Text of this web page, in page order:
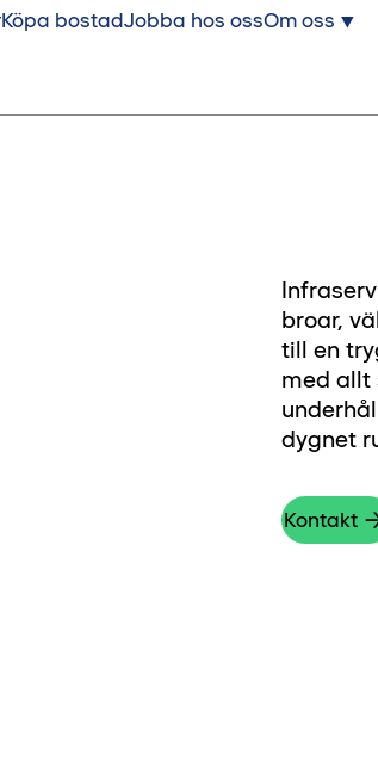
Köpa bostadJobba hos ossOm oss
broar,
till en
med allt
dygnet
Kontakt